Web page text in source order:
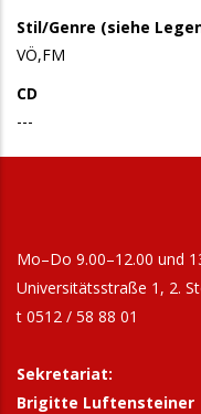
Stil/Genre (siehe
VÖ,FM
CD
---
Mo–Do 9.00–12.00 und
Universitätsstraße 1, 2.
t 0512 / 58 88 01
Sekretariat:
Brigitte Luftensteiner